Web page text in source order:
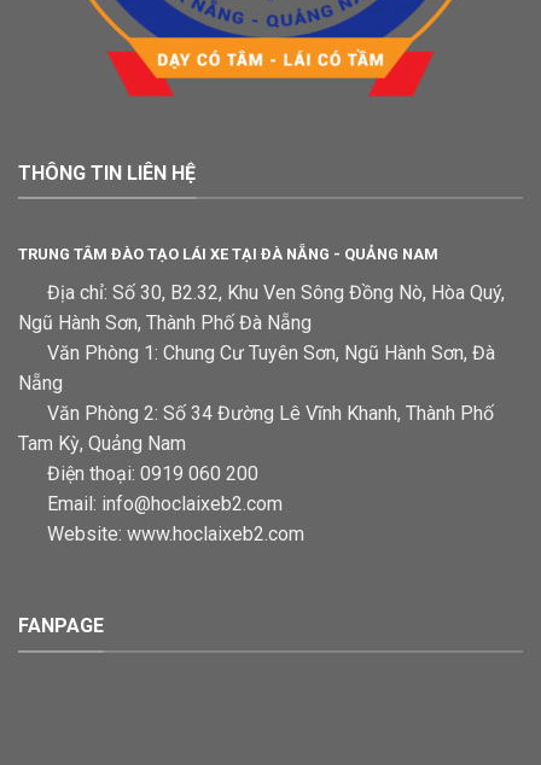
THÔNG TIN LIÊN HỆ
TRUNG TÂM ĐÀO TẠO LÁI XE TẠI ĐÀ NẴNG - QUẢNG NAM
Địa chỉ: Số 30, B2.32, Khu Ven Sông Đồng Nò, Hòa Quý,
Ngũ Hành Sơn, Thành Phố Đà Nẵng
Văn Phòng 1: Chung Cư Tuyên Sơn, Ngũ Hành Sơn, Đà
Nẵng
Văn Phòng 2: Số 34 Đường Lê Vĩnh Khanh, Thành Phố
Tam Kỳ, Quảng Nam
Điện thoại: 0919 060 200
Email: info@hoclaixeb2.com
Website: www.hoclaixeb2.com
FANPAGE